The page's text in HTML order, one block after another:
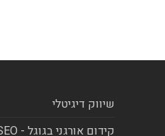
שיווק דיגיטלי
קידום אורגני בגוגל - SEO